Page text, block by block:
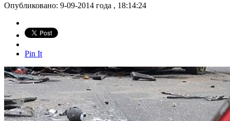
Опубликовано: 9-09-2014 года , 18:14:24
Pin It